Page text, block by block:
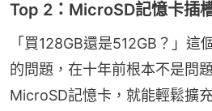
Top 2：MicroSD記憶卡插
「買128GB還是512GB？」這
的問題，在十年前根本不是問
MicroSD記憶卡，就能輕鬆擴